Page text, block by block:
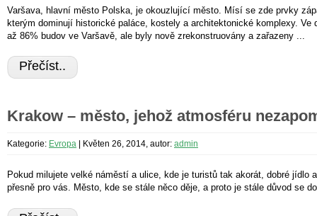
Varšava, hlavní město Polska, je okouzlující město. Mísí se zde prvky
kterým dominují historické paláce, kostely a architektonické komplexy. Ve
až 86% budov ve Varšavě, ale byly nově zrekonstruovány a zařazeny ...
Přečíst..
Krakow – město, jehož atmosféru
Kategorie: Evropa Květen 26, 2014, autor: admin
Pokud milujete velké náměstí a ulice, kde je turistů tak akorát, dobré jídlo
přesně pro vás. Město, kde se stále něco děje, a proto je stále důvod se